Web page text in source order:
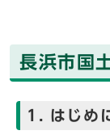
長浜市国
1. はじめ